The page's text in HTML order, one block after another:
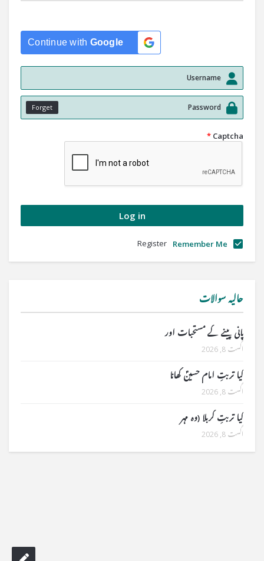
Continue with Google
Forget
Captcha
*
Remember Me
Register
حالیہ سوالات
پانی پینے کے مستحبات اور
اگست 8, 2026
کیا تربتِ امام حسینؑ کھانا
اگست 8, 2026
کیا تربتِ کربلا (وہ مہر
اگست 8, 2026